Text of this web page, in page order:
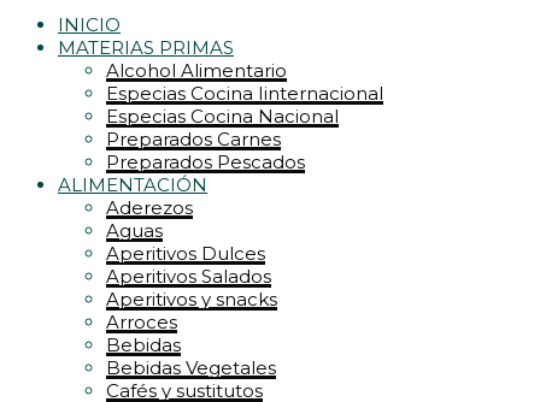
INICIO
MATERIAS PRIMAS
Alcohol Alimentario
Especias Cocina Iinternacional
Especias Cocina Nacional
Preparados Carnes
Preparados Pescados
ALIMENTACIÓN
Aderezos
Aguas
Aperitivos Dulces
Aperitivos Salados
Aperitivos y snacks
Arroces
Bebidas
Bebidas Vegetales
Cafés y sustitutos